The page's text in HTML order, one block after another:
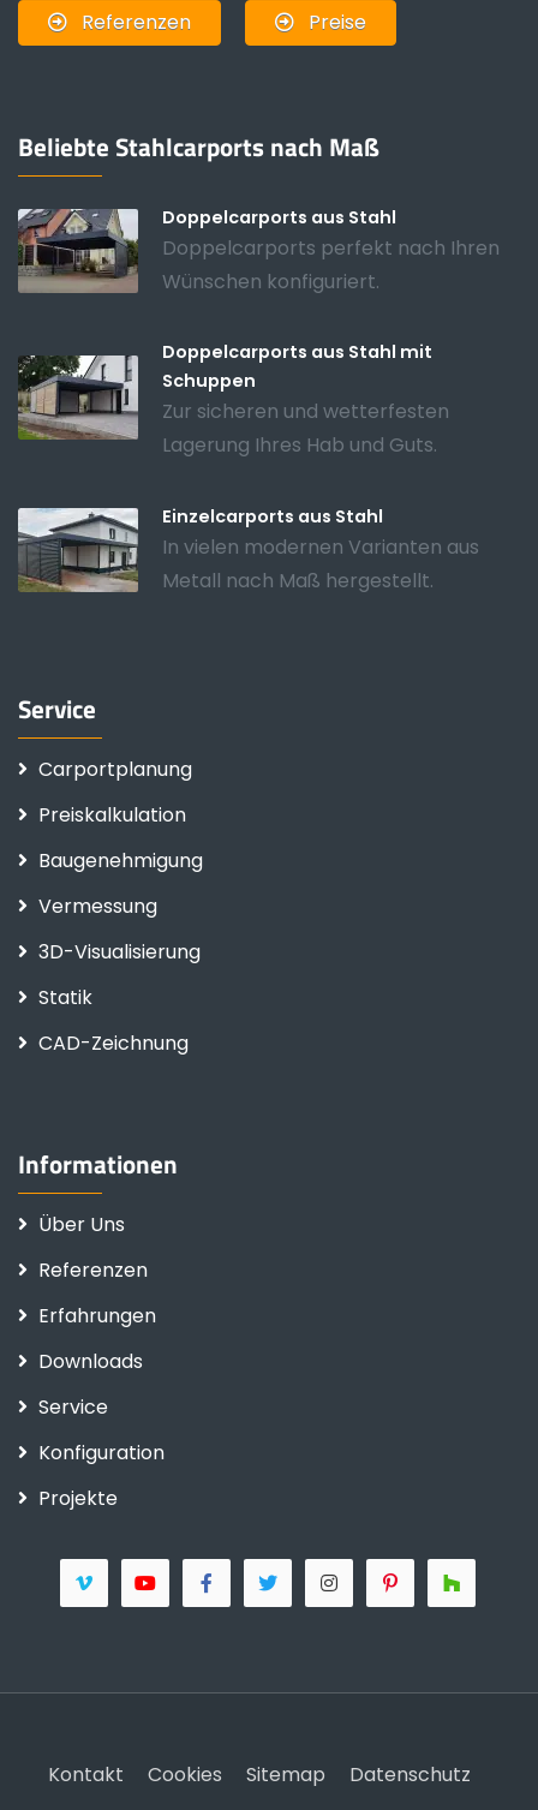
Referenzen Preise
Beliebte Stahlcarports nach Maß
Doppelcarports aus Stahl
Doppelcarports perfekt nach Ihren
Wünschen konfiguriert.
Doppelcarports aus Stahl mit
Schuppen
Zur sicheren und wetterfesten
Lagerung Ihres Hab und Guts.
Einzelcarports aus Stahl
In vielen modernen Varianten aus
Metall nach Maß hergestellt.
Service
Carportplanung
Preiskalkulation
Baugenehmigung
Vermessung
3D-Visualisierung
Statik
CAD-Zeichnung
Informationen
Über Uns
Referenzen
Erfahrungen
Downloads
Service
Konfiguration
Projekte
Kontakt Cookies Sitemap
Datenschutz